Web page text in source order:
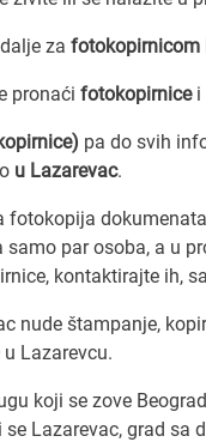
za
pronaći fotokopirnicei
pa do svih
u Lazarevac.
fotokopija
par osoba, a u
kontaktirajte ih,
nude štampanje,
Lazarevcu.
koji se zove
se Lazarevac, grad